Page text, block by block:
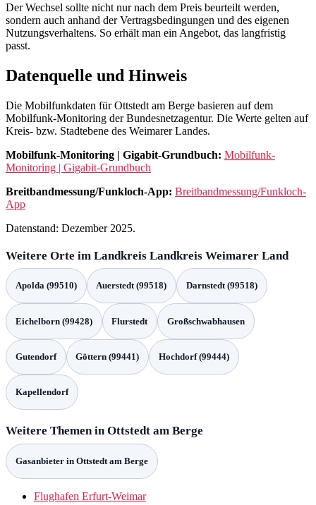
Der Wechsel sollte nicht nur nach dem Preis beurteilt werden,
sondern auch anhand der Vertragsbedingungen und des eigenen
Nutzungsverhaltens. So erhält man ein Angebot, das langfristig
passt.
Datenquelle und Hinweis
Die Mobilfunkdaten für Ottstedt am Berge basieren auf dem
Mobilfunk-Monitoring der Bundesnetzagentur. Die Werte gelten auf
Kreis- bzw. Stadtebene des Weimarer Landes.
Mobilfunk-Monitoring | Gigabit-Grundbuch: Mobilfunk-
Monitoring | Gigabit-Grundbuch
Breitbandmessung/Funkloch-App: Breitbandmessung/Funkloch-
App
Datenstand: Dezember 2025.
Weitere Orte im Landkreis Landkreis Weimarer Land
Apolda (99510) Auerstedt (99518) Darnstedt (99518)
Eichelborn (99428) Flurstedt Großschwabhausen
Gutendorf Göttern (99441) Hochdorf (99444)
Kapellendorf
Weitere Themen in Ottstedt am Berge
Gasanbieter in Ottstedt am Berge
Flughafen Erfurt-Weimar